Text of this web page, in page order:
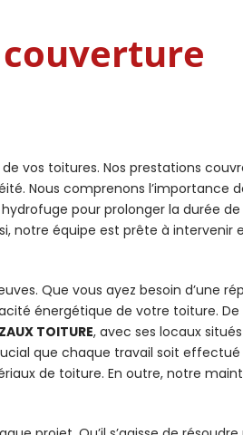
couverture
vos toitures. Nos prestations
Nous comprenons l’importance
pour prolonger la durée
notre équipe est prête à intervenir
Que vous ayez besoin d’une
énergétique de votre toiture. De
TOITURE, avec ses locaux
que chaque travail soit effectué
de toiture. En outre, notre